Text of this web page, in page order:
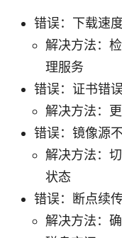
错误：下载速
解决方法：
理服务
错误：证书错
解决方法：
错误：镜像源
解决方法：
状态
错误：断点续
解决方法：